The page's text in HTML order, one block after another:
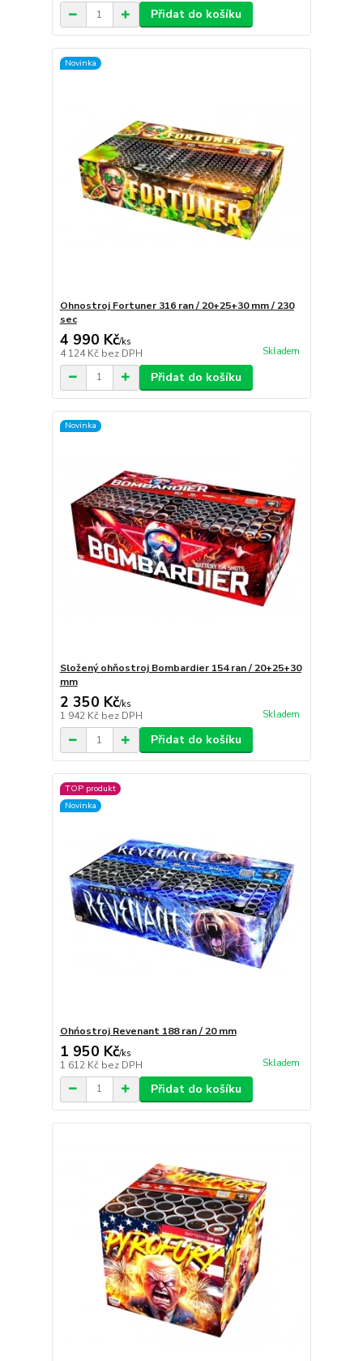
Přidat do košíku
Novinka
Ohnostroj Fortuner 316 ran / 20+25+30 mm / 230
sec
4 990 Kč/ks
4 124 Kč bez DPH Skladem
Přidat do košíku
Novinka
Složený ohňostroj Bombardier 154 ran / 20+25+30
mm
2 350 Kč/ks
1 942 Kč bez DPH Skladem
Přidat do košíku
TOP produkt
Novinka
Ohńostroj Revenant 188 ran / 20 mm
1 950 Kč/ks
1 612 Kč bez DPH Skladem
Přidat do košíku